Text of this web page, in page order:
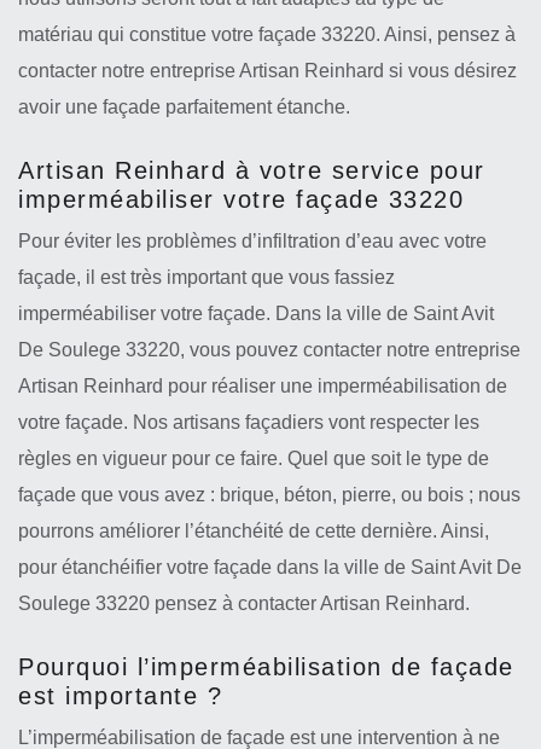
matériau qui constitue votre façade 33220. Ainsi, pensez à
contacter notre entreprise Artisan Reinhard si vous désirez
avoir une façade parfaitement étanche.
Artisan Reinhard à votre service pour
imperméabiliser votre façade 33220
Pour éviter les problèmes d’infiltration d’eau avec votre
façade, il est très important que vous fassiez
imperméabiliser votre façade. Dans la ville de Saint Avit
De Soulege 33220, vous pouvez contacter notre entreprise
Artisan Reinhard pour réaliser une imperméabilisation de
votre façade. Nos artisans façadiers vont respecter les
règles en vigueur pour ce faire. Quel que soit le type de
façade que vous avez : brique, béton, pierre, ou bois ; nous
pourrons améliorer l’étanchéité de cette dernière. Ainsi,
pour étanchéifier votre façade dans la ville de Saint Avit De
Soulege 33220 pensez à contacter Artisan Reinhard.
Pourquoi l’imperméabilisation de façade
est importante ?
L’imperméabilisation de façade est une intervention à ne